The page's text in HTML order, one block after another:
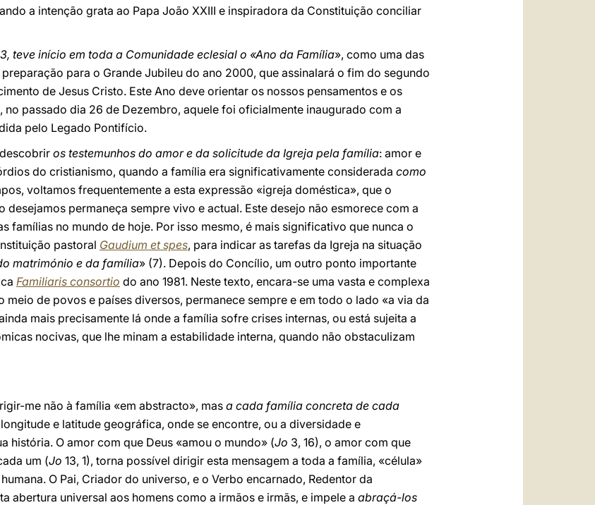
a intenção grata ao Papa João XXIII e inspiradora da Constituição conciliar
teve início em toda a Comunidade eclesial o «Ano da Família», como uma das
para o Grande Jubileu do ano 2000, que assinalará o fim do segundo
de Jesus Cristo. Este Ano deve orientar os nossos pensamentos e os
no passado dia 26 de Dezembro, aquele foi oficialmente inaugurado com a
pelo Legado Pontifício.
os testemunhos do amor e da solicitude da Igreja pela família: amor e
do cristianismo, quando a família era significativamente considerada como
voltamos frequentemente a esta expressão «igreja doméstica», que o
permaneça sempre vivo e actual. Este desejo não esmorece com a
famílias no mundo de hoje. Por isso mesmo, é mais significativo que nunca o
pastoral Gaudium et spes, para indicar as tarefas da Igreja na situação
matrimónio e da família» (7). Depois do Concílio, um outro ponto importante
Familiaris consortio do ano 1981. Neste texto, encara-se uma vasta e complexa
meio de povos e países diversos, permanece sempre e em todo o lado «a via da
mais precisamente lá onde a família sofre crises internas, ou está sujeita a
nocivas, que lhe minam a estabilidade interna, quando não obstaculizam
me não à família «em abstracto», masa cada família concreta de cada
e latitude geográfica, onde se encontre, ou a diversidade e
história. O amor com que Deus «amou o mundo» (Jo 3, 16), o amor com que
um (Jo 13, 1), torna possível dirigir esta mensagem a toda a família, «célula»
O Pai, Criador do universo, e o Verbo encarnado, Redentor da
abertura universal aos homens como a irmãos e irmãs, e impele a abraçá-los